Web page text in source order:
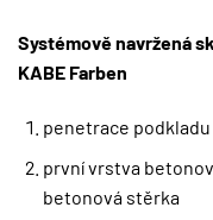
Systémově navržená
KABE Farben
penetrace podkladu
první vrstva
betonová stěrka